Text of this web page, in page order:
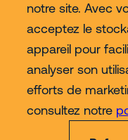
notre site. Avec
acceptez le
appareil pour
analyser son
efforts de
consultez notre
Nous découvrir
Contact
Plus